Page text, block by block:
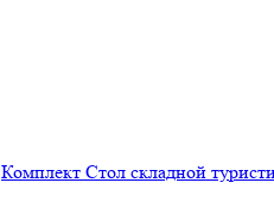
Комплект Стол складной